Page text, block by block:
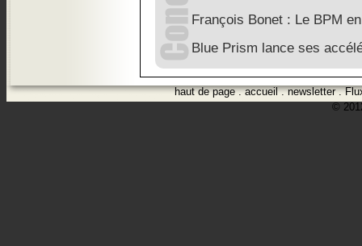
François Bonet : Le BPM
Blue Prism lance ses
haut de page.accueil.newsletter.
©